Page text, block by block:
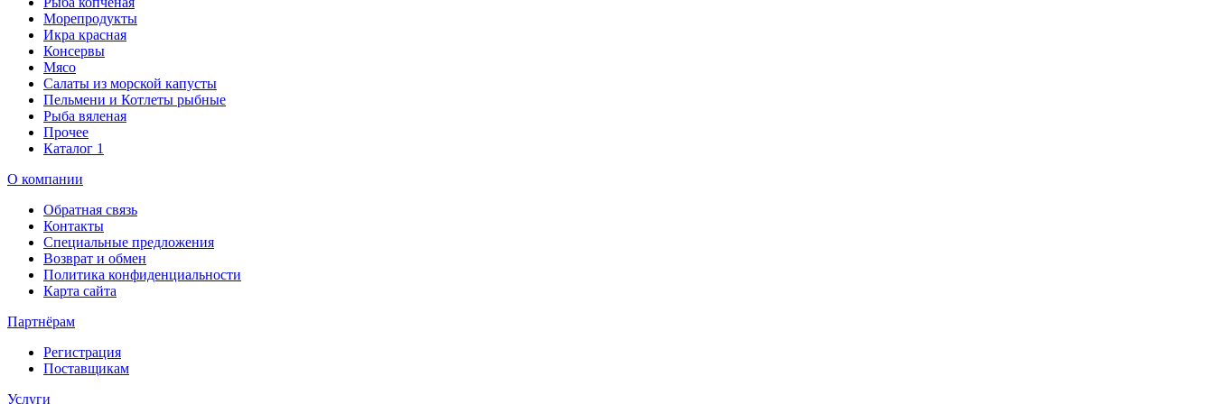
Морепродукты
Икра красная
Консервы
Мясо
Салаты из морской капусты
Пельмени и Котлеты рыбные
Рыба вяленая
Прочее
Каталог 1
О компании
Обратная связь
Контакты
Специальные предложения
Возврат и обмен
Политика конфиденциальности
Карта сайта
Партнёрам
Регистрация
Поставщикам
Услуги